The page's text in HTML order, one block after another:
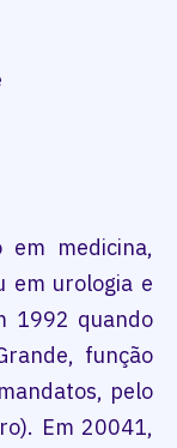
em medicina,
em urologia e
1992 quando
função
pelo
Em 20041,